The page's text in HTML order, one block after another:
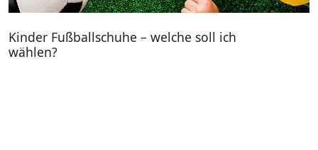
Kinder Fußballschuhe – welche soll ich
wählen?